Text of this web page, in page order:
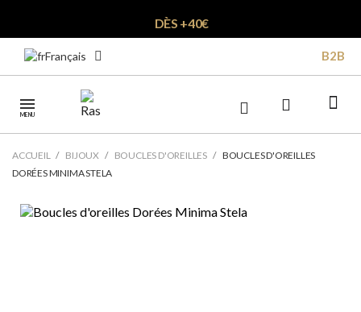
DÈS +40€
Français B2B
MENU
ACCUEIL BIJOUX BOUCLES D'OREILLES
BOUCLES D'OREILLES
DORÉES MINIMA STELA